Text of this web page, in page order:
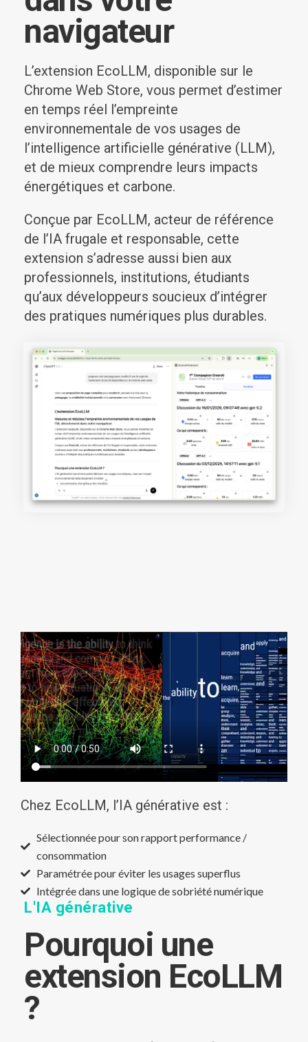
navigateur
L’extension EcoLLM, disponible sur le
Chrome Web Store, vous permet d’estimer
en temps réel l’empreinte
environnementale de vos usages de
l’intelligence artificielle générative (LLM),
et de mieux comprendre leurs impacts
énergétiques et carbone.
Conçue par EcoLLM, acteur de référence
de l’IA frugale et responsable, cette
extension s’adresse aussi bien aux
professionnels, institutions, étudiants
qu’aux développeurs soucieux d’intégrer
des pratiques numériques plus durables.
L'IA générative
Pourquoi une
extension EcoLLM
?
Chez EcoLLM, l’IA générative est :
Sélectionnée pour son rapport performance /
consommation
Paramétrée pour éviter les usages superflus
Intégrée dans une logique de sobriété numérique